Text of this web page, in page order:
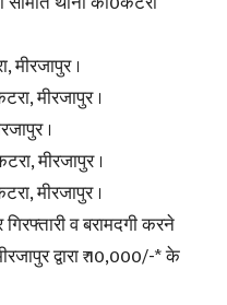
मीरजापुर ।
मीरजापुर ।
।
मीरजापुर ।
मीरजापुर ।
व बरामदगी करने
द्वारा ₹ 10,000/-* के